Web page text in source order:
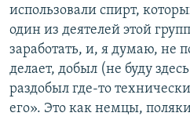
использовали спирт,
один из деятелей этой
заработать, и, я думаю, не
делает, добыл (не буду
раздобыл где-то
его». Это как немцы,